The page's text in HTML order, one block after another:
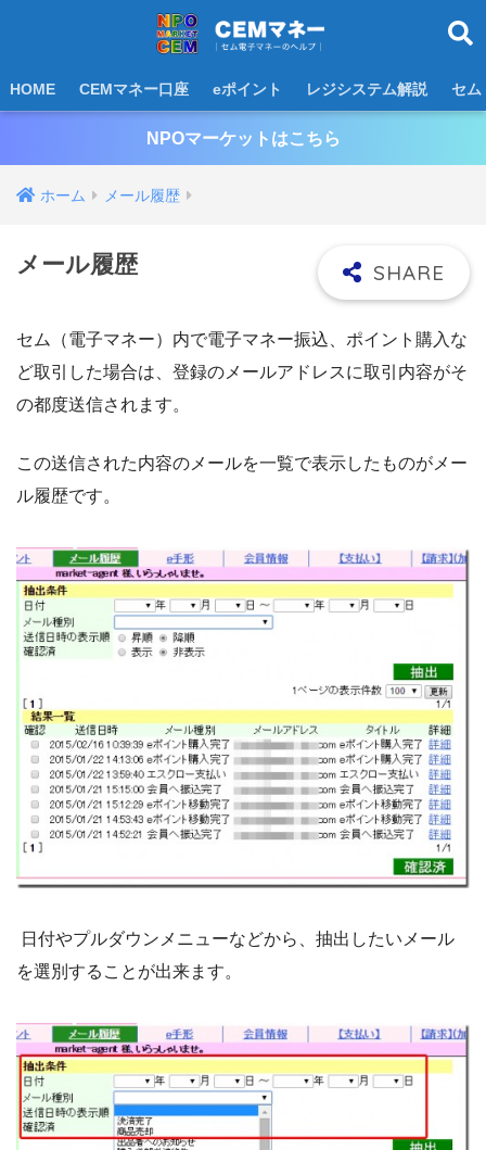
HOME CEMマネー口座 eポイント レジシステム解説 セム
NPOマーケットはこちら
ホーム メール履歴
メール履歴
セム（電子マネー）内で電子マネー振込、ポイント購入な
ど取引した場合は、登録のメールアドレスに取引内容がそ
の都度送信されます。
この送信された内容のメールを一覧で表示したものがメー
ル履歴です。
日付やプルダウンメニューなどから、抽出したいメール
を選別することが出来ます。